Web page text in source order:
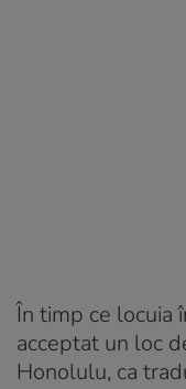
În timp ce locuia
acceptat un loc
Honolulu, ca